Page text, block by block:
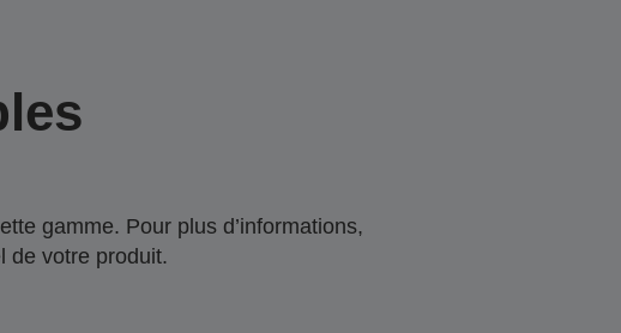
gamme. Pour plus d’informations,
de votre produit.